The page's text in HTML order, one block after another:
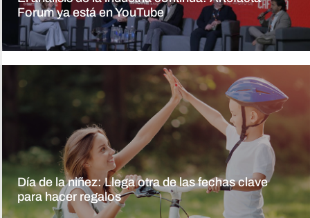
Forum ya está en YouTube
Día de la niñez: Llega otra de las fechas clave
para hacer regalos